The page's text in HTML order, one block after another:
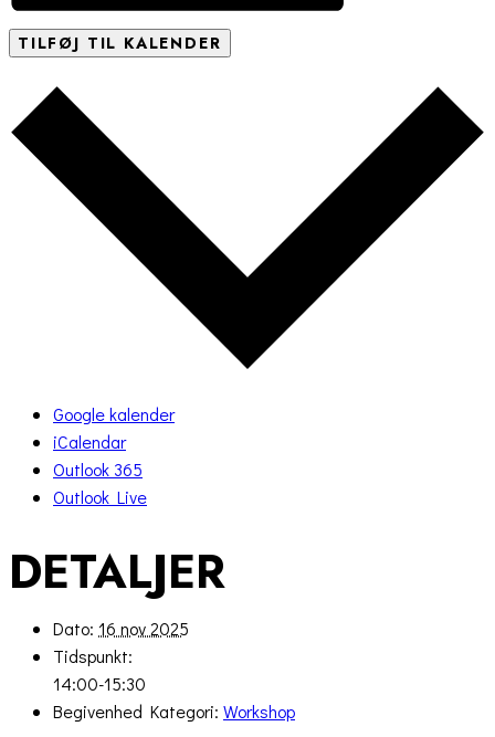
TILFØJ TIL KALENDER
Google kalender
iCalendar
Outlook 365
Outlook Live
DETALJER
Dato: 16 nov 2025
Tidspunkt:
14:00-15:30
Begivenhed Kategori: Workshop